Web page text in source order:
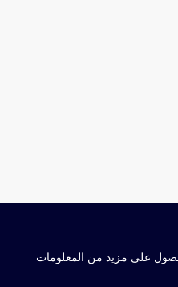
على مزيد من المعلومات